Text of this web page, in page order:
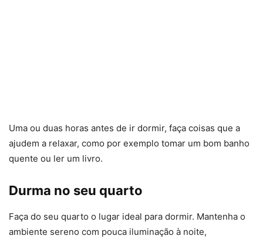
Uma ou duas horas antes de ir dormir, faça coisas que a
ajudem a relaxar, como por exemplo tomar um bom banho
quente ou ler um livro.
Durma no seu quarto
Faça do seu quarto o lugar ideal para dormir. Mantenha o
ambiente sereno com pouca iluminação à noite,